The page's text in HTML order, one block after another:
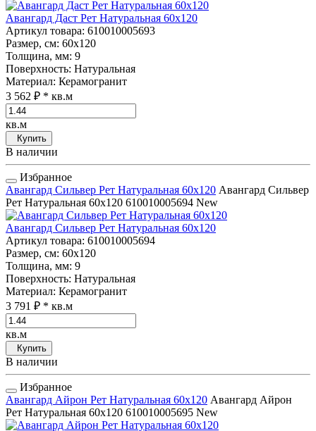
Авангард Даст Рет Натуральная 60x120
Артикул товара: 610010005693
Размер, см: 60x120
Толщина, мм: 9
Поверхность: Натуральная
Материал: Керамогранит
3 562 ₽ * кв.м
кв.м
Купить
В наличии
Избранное
Авангард Сильвер Рет Натуральная 60x120 Авангард Сильвер
Рет Натуральная 60x120 610010005694 New
Авангард Сильвер Рет Натуральная 60x120
Артикул товара: 610010005694
Размер, см: 60x120
Толщина, мм: 9
Поверхность: Натуральная
Материал: Керамогранит
3 791 ₽ * кв.м
кв.м
Купить
В наличии
Избранное
Авангард Айрон Рет Натуральная 60x120 Авангард Айрон
Рет Натуральная 60x120 610010005695 New